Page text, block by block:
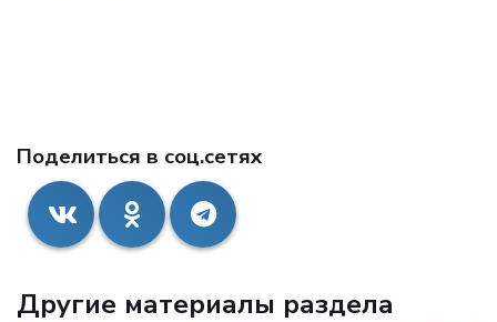
Поделиться в соц.сетях
Другие материалы раздела